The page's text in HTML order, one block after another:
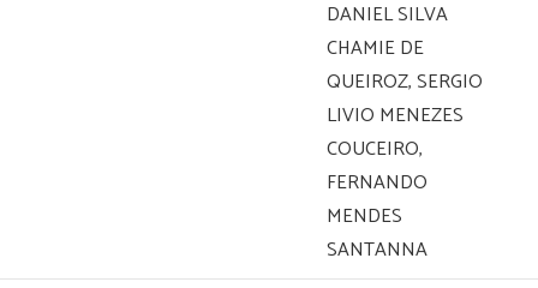
DANIEL SILVA
CHAMIE DE
QUEIROZ, SERGIO
LIVIO MENEZES
COUCEIRO,
FERNANDO
MENDES
SANTANNA